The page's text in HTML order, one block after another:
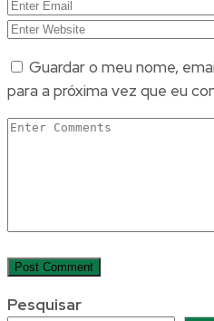
Guardar o meu nome,
para a próxima vez que eu
Pesquisar